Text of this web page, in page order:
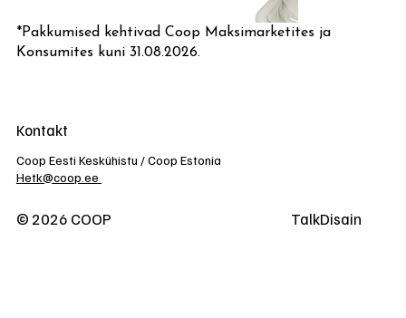
*Pakkumised kehtivad Coop Maksimarketites ja
Konsumites kuni 31.08.2026.
Kontakt
Coop Eesti Keskühistu / Coop Estonia
Hetk@coop.ee
© 2026 COOP TalkDisain